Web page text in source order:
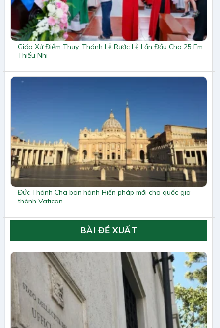
Giáo Xứ Điềm Thụy: Thánh Lễ Rước Lễ Lần Đầu Cho 25 Em
Thiếu Nhi
Đức Thánh Cha ban hành Hiến pháp mới cho quốc gia
thành Vatican
BÀI ĐỀ XUẤT